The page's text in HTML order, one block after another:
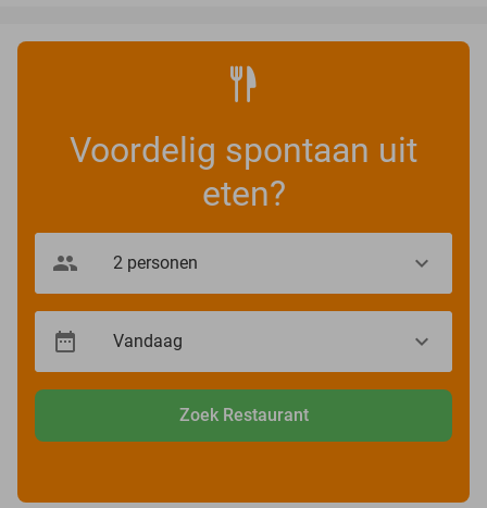
Voordelig spontaan uit
eten?
Zoek Restaurant